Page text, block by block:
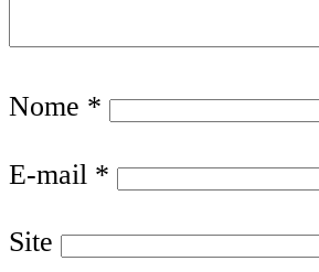
Nome *
E-mail *
Site